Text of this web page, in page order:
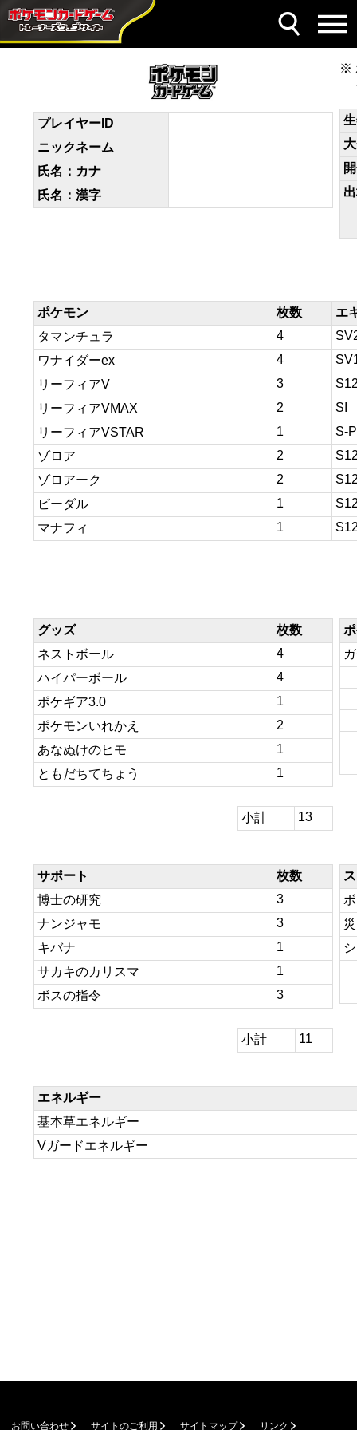
デッキコード
ppXppS-eAmxNh-EMypXX
プレイヤーID
ニックネーム
氏名：カナ
氏名：漢字
ポケモン 枚数
エ
タマンチュラ
4
ワナイダーex
4
リーフィアV
3
リーフィアVMAX
2
SI
リーフィアVSTAR
1
S-P
ゾロア
2
ゾロアーク
2
ビーダル
1
マナフィ
1
グッズ
枚数
ネストボール
4
ハイパーボール
4
ポケギア3.0
1
ポケモンいれかえ
2
あなぬけのヒモ
1
ともだちてちょう
1
小計 13
サポート
枚数
博士の研究
3
ナンジャモ
3
キバナ
1
サカキのカリスマ
1
ボスの指令
3
小計 11
エネルギー
基本草エネルギー
Vガードエネルギー
お問い合わせ サイトのご利用 サイトマップ リンク